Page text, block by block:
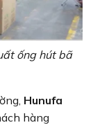
ống hút bã
Hunufa
hàng